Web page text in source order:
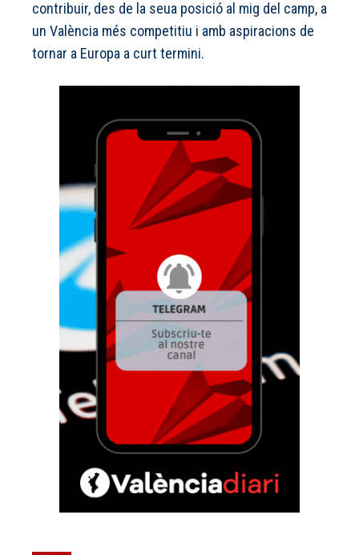
contribuir, des de la seua posició al mig del camp, a
un València més competitiu i amb aspiracions de
tornar a Europa a curt termini.